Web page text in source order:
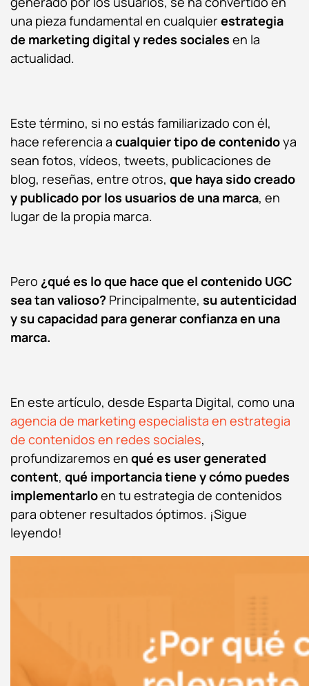
una pieza fundamental en cualquier estrategia
de marketing digital y redes sociales en la
actualidad.
Este término, si no estás familiarizado con él,
hace referencia a cualquier tipo de contenidoya
sean fotos, vídeos, tweets, publicaciones de
blog, reseñas, entre otros, que haya sido creado
y publicado por los usuarios de una marca, en
lugar de la propia marca.
Pero ¿qué es lo que hace que el contenido UGC
sea tan valioso? Principalmente, su autenticidad
y su capacidad para generar confianza en una
marca.
En este artículo, desde Esparta Digital, como una
agencia de marketing especialista en estrategia
de contenidos en redes sociales,
profundizaremos en qué es user generated
content, qué importancia tiene y cómo puedes
implementarloen tu estrategia de contenidos
para obtener resultados óptimos. ¡Sigue
leyendo!